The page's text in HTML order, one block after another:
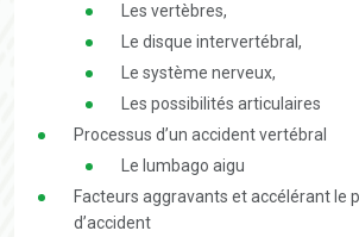
Les vertèbres,
Le disque intervertébral,
Le système nerveux,
Les possibilités articulaires
Processus d’un accident vertébral
Le lumbago aigu
Facteurs aggravants et accélérant le
d’accident